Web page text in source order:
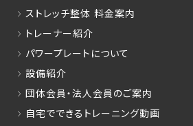
ストレッチ整体 料金案内
トレーナー紹介
パワープレートについて
設備紹介
団体会員・法人会員のご案内
自宅でできるトレーニング動画